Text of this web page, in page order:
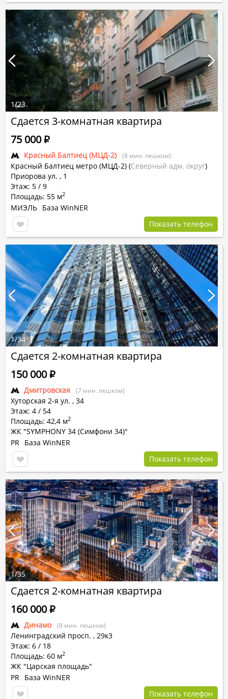
Сдается 3-комнатная квартира
Красный Балтиец (МЦД-2) (8 мин. пешком)
Красный Балтиец метро (МЦД-2) (Северный адм. округ)
Приорова ул. , 1
Этаж: 5 / 9
Площадь: 55 м2
75 000Р
МИЭЛЬ База WinNER
Показать телефон
1/23
Сдается 2-комнатная квартира
Дмитровская (7 мин. пешком)
Хуторская 2-я ул. , 34
Этаж: 4 / 54
Площадь: 42,4 м2
ЖК "SYMPHONY 34 (Симфони 34)"
150 000Р
PR База WinNER
Показать телефон
1/34
Сдается 2-комнатная квартира
Динамо (8 мин. пешком)
Ленинградский просп. , 29к3
Этаж: 6 / 18
Площадь: 60 м2
ЖК "Царская площадь"
160 000Р
PR База WinNER
Показать телефон
1/35